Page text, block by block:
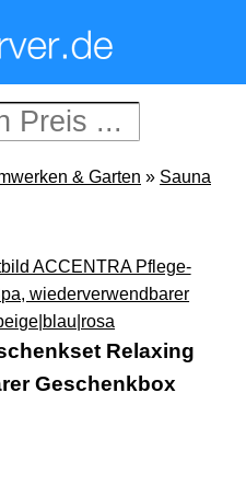
& Garten » Sauna
Relaxing
Geschenkbox